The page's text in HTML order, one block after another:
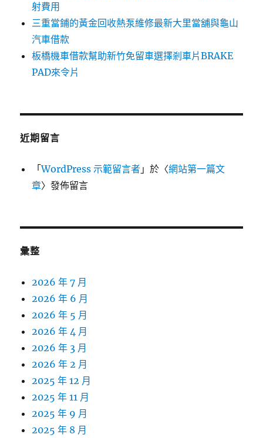
射費用
三重當鋪的黃金回收熱泵維修最新大里當舖與龜山
汽車借款
板橋機車借款幫助新竹免留車選擇剎車片BRAKE
PAD來令片
近期留言
「WordPress 示範留言者 」於〈網站第一篇文
章〉發佈留言
彙整
2026 年 7 月
2026 年 6 月
2026 年 5 月
2026 年 4 月
2026 年 3 月
2026 年 2 月
2025 年 12 月
2025 年 11 月
2025 年 9 月
2025 年 8 月